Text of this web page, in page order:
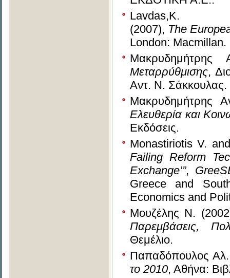
Lavdas,Κ.
(2007), The
London: Macmillan.
Μεταρρύθμισης,
Αντ. Ν. Σάκκουλας.
Μακρυδημήτρης
Ελευθερία και
Εκδόσεις.
Monastiriotis V.
Failing Reform
Exchange’”,
Greece and
Economics and
Μουζέλης Ν.
Παρεμβάσεις,
Θεμέλιο.
Παπαδόπουλος
το 2010, Αθήνα: